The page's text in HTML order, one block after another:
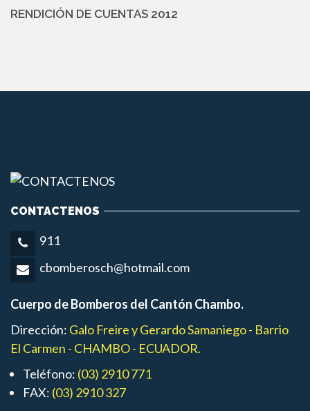
RENDICIÓN DE CUENTAS 2012
CONTACTENOS
911
cbomberosch@hotmail.com
Cuerpo de Bomberos del Cantón Chambo.
Dirección: Galo Freire y Gerardo Samaniego - Barrio
El Carmen - CHAMBO - ECUADOR.
Teléfono: (03) 2910 771
FAX: (03) 2910 327